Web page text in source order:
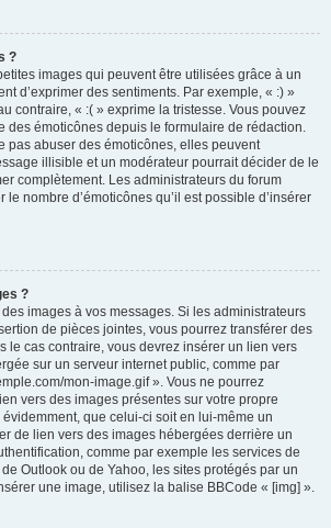
?
images qui peuvent être utilisées grâce à un
d’exprimer des sentiments. Par exemple, « :) »
contraire, « :( » exprime la tristesse. Vous pouvez
des émoticônes depuis le formulaire de rédaction.
pas abuser des émoticônes, elles peuvent
illisible et un modérateur pourrait décider de le
complètement. Les administrateurs du forum
nombre d’émoticônes qu’il est possible d’insérer
?
images à vos messages. Si les administrateurs
de pièces jointes, vous pourrez transférer des
le cas contraire, vous devrez insérer un lien vers
sur un serveur internet public, comme par
mon-image.gif ». Vous ne pourrez
vers des images présentes sur votre propre
que celui-ci soit en lui-même un
de lien vers des images hébergées derrière un
comme par exemple les services de
Outlook ou de Yahoo, les sites protégés par un
une image, utilisez la balise BBCode « [img] ».